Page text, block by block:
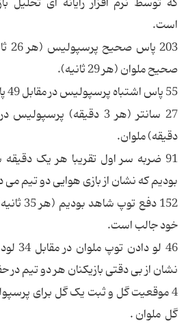
است.
صحیح ملوان (هر 29 ثانیه).
55 پاس اشتباه پرسپولیس در مقابل 49 پاس اشتباه ملوان.
دقیقه) ملوان.
91 ضربه سر اول تقریبا هر یک
بودیم که نشان از بازی هوایی دو تیم
152 دفع
خود جالب است.
46 لو
نشان از بی دقتی بازیکنان هر دو تیم
گل ملوان .